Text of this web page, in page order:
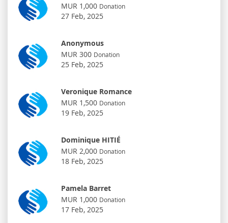
MUR 1,000 Donation
27 Feb, 2025
Anonymous
MUR 300 Donation
25 Feb, 2025
Veronique Romance
MUR 1,500 Donation
19 Feb, 2025
Dominique HITIÉ
MUR 2,000 Donation
18 Feb, 2025
Pamela Barret
MUR 1,000 Donation
17 Feb, 2025